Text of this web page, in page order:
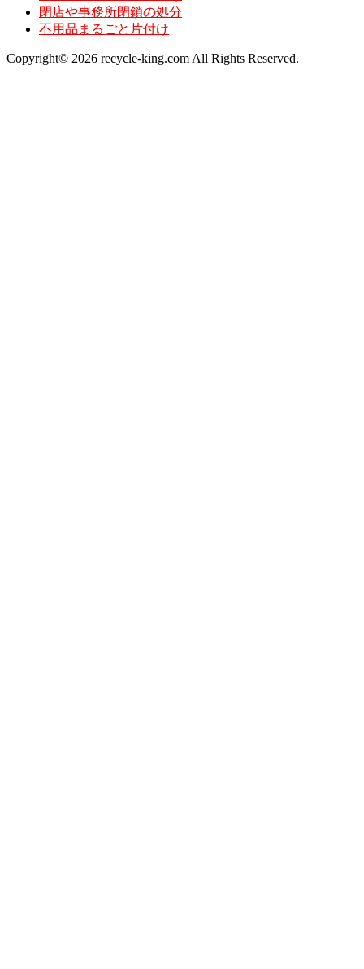
閉店や事務所閉鎖の処分
不用品まるごと片付け
Copyright© 2026 recycle-king.com All Rights Reserved.